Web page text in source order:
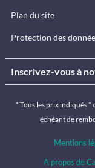
Plan du site
Protection des
Inscrivez-vous à
* Tous les prix indiqués *
échéant de
Mentions
A propos de